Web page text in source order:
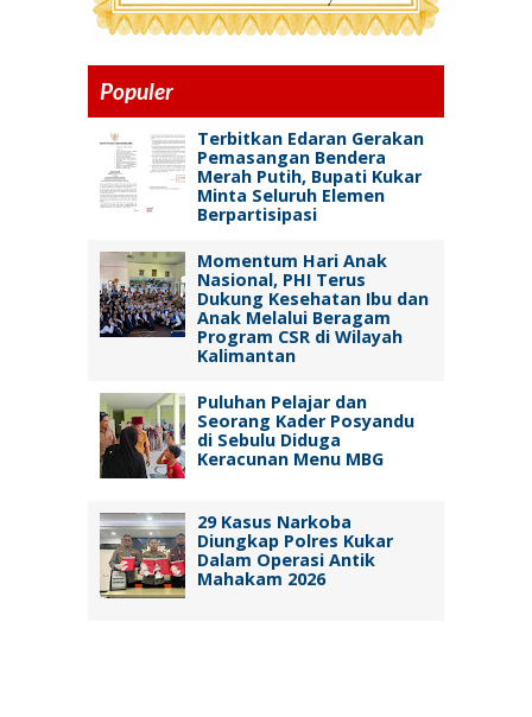
Populer
Terbitkan Edaran Gerakan
Pemasangan Bendera
Merah Putih, Bupati Kukar
Minta Seluruh Elemen
Berpartisipasi
Momentum Hari Anak
Nasional, PHI Terus
Dukung Kesehatan Ibu dan
Anak Melalui Beragam
Program CSR di Wilayah
Kalimantan
Puluhan Pelajar dan
Seorang Kader Posyandu
di Sebulu Diduga
Keracunan Menu MBG
29 Kasus Narkoba
Diungkap Polres Kukar
Dalam Operasi Antik
Mahakam 2026